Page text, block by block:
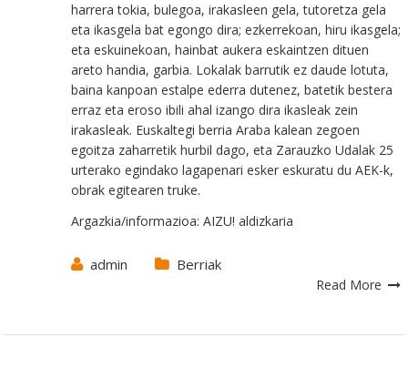
harrera tokia, bulegoa, irakasleen gela, tutoretza gela
eta ikasgela bat egongo dira; ezkerrekoan, hiru ikasgela;
eta eskuinekoan, hainbat aukera eskaintzen dituen
areto handia, garbia. Lokalak barrutik ez daude lotuta,
baina kanpoan estalpe ederra dutenez, batetik bestera
erraz eta eroso ibili ahal izango dira ikasleak zein
irakasleak. Euskaltegi berria Araba kalean zegoen
egoitza zaharretik hurbil dago, eta Zarauzko Udalak 25
urterako egindako lagapenari esker eskuratu du AEK-k,
obrak egitearen truke.
Argazkia/informazioa: AIZU! aldizkaria
admin Berriak
Read More